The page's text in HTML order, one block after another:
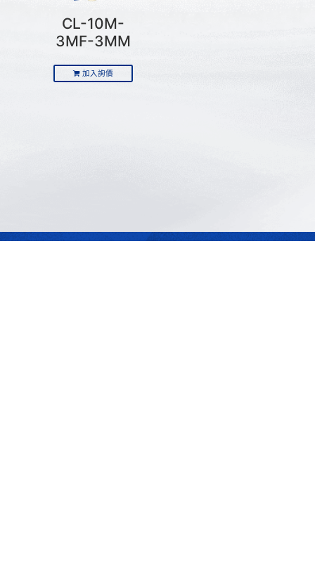
CL-10M-
3MF-3MM
加入詢價